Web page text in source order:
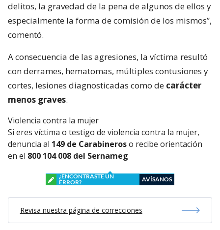
delitos, la gravedad de la pena de algunos de ellos y
especialmente la forma de comisión de los mismos”,
comentó.
A consecuencia de las agresiones, la víctima resultó
con derrames, hematomas, múltiples contusiones y
cortes, lesiones diagnosticadas como de carácter
menos graves.
Violencia contra la mujer
Si eres víctima o testigo de violencia contra la mujer,
denuncia al 149 de Carabineroso recibe orientación
en el 800 104 008 del Sernameg
¿ENCONTRASTE UN
ERROR?
AVÍSANOS
Revisa nuestra página de correcciones